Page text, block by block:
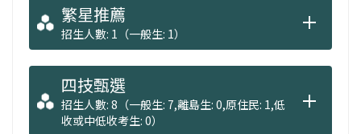
繁星推薦
招生人數: 1（一般生: 1）
四技甄選
招生人數: 8（一般生: 7,離島生: 0,原住民: 1,低
收或中低收考生: 0）